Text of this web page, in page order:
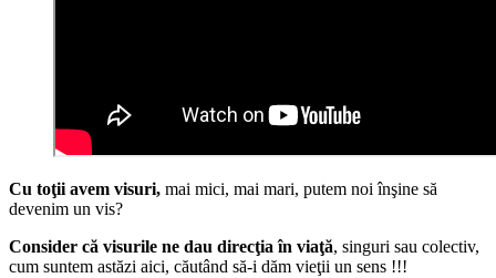
Cu toţii avem visuri, mai mici, mai mari, putem noi înşine să
devenim un vis?
Consider că visurile ne dau direcţia în viaţă, singuri sau colectiv,
cum suntem astăzi aici, căutând să-i dăm vieţii un sens !!!